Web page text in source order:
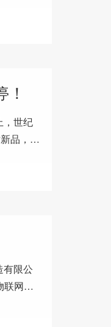
，世纪
品，共
有限公
联网发